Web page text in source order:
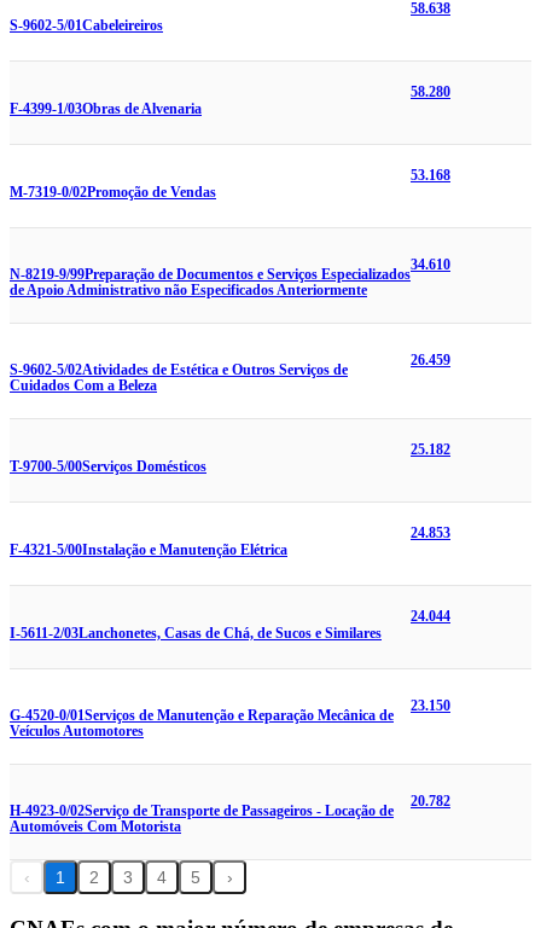
S-9602-5/01Cabeleireiros
58.638
F-4399-1/03Obras de Alvenaria
58.280
M-7319-0/02Promoção de Vendas
53.168
N-8219-9/99Preparação de Documentos e Serviços Especializados
de Apoio Administrativo não Especificados Anteriormente
34.610
S-9602-5/02Atividades de Estética e Outros Serviços de
Cuidados Com a Beleza
26.459
T-9700-5/00Serviços Domésticos
25.182
F-4321-5/00Instalação e Manutenção Elétrica
24.853
I-5611-2/03Lanchonetes, Casas de Chá, de Sucos e Similares
24.044
G-4520-0/01Serviços de Manutenção e Reparação Mecânica de
Veículos Automotores
23.150
H-4923-0/02Serviço de Transporte de Passageiros - Locação de
Automóveis Com Motorista
20.782
‹ 1 2 3 4 5 ›